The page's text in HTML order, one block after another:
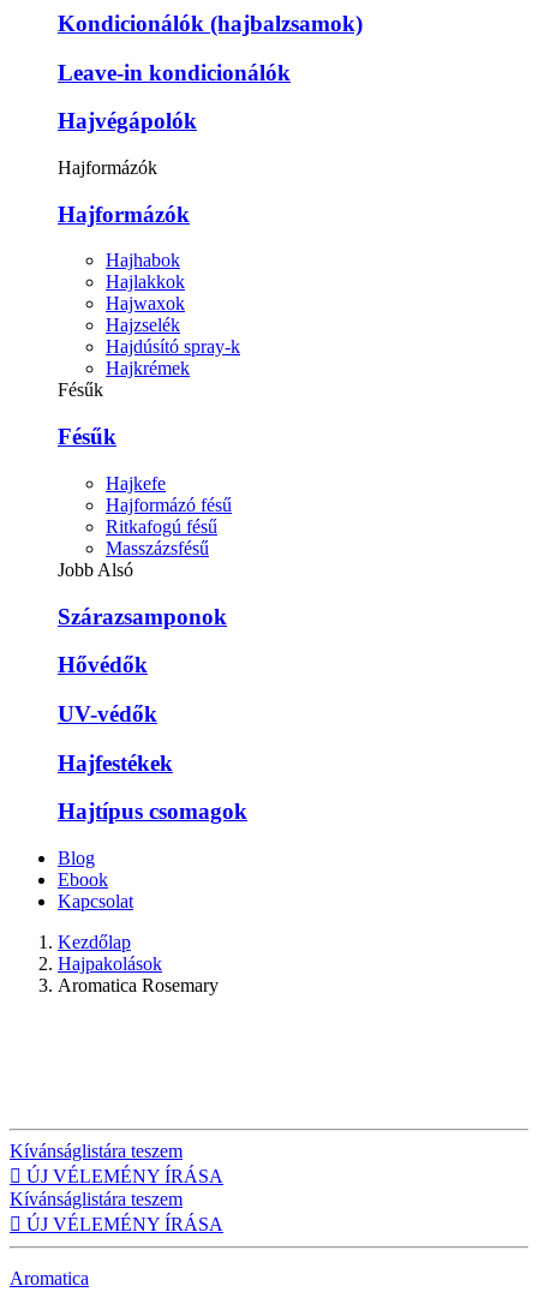
Kondicionálók (hajbalzsamok)
Leave-in kondicionálók
Hajvégápolók
Hajformázók
Hajformázók
Hajhabok
Hajlakkok
Hajwaxok
Hajzselék
Hajdúsító spray-k
Hajkrémek
Fésűk
Fésűk
Hajkefe
Hajformázó fésű
Ritkafogú fésű
Masszázsfésű
Jobb Alsó
Szárazsamponok
Hővédők
UV-védők
Hajfestékek
Hajtípus csomagok
Blog
Ebook
Kapcsolat
Kezdőlap
Hajpakolások
Aromatica Rosemary
Kívánságlistára teszem
 ÚJ VÉLEMÉNY ÍRÁSA
Kívánságlistára teszem
 ÚJ VÉLEMÉNY ÍRÁSA
Aromatica